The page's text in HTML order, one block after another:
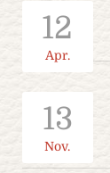
12
Apr.
13
Nov.